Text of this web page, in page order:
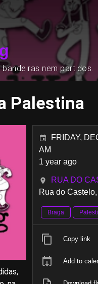
nem partidos.
Palestina
FRIDAY,
AM
1 year ago
RUA DO
Rua do
Braga
Copy link
Add to